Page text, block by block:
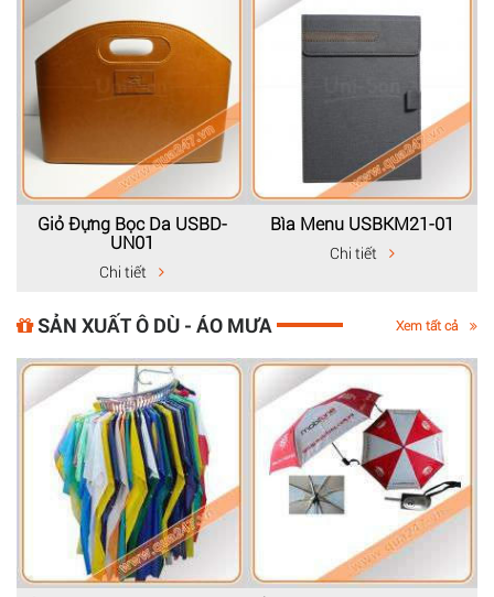
Giỏ Đựng Bọc Da USBD-
UN01
Chi tiết
Bìa Menu USBKM21-01
Chi tiết
SẢN XUẤT Ô DÙ - ÁO MƯA Xem tất cả